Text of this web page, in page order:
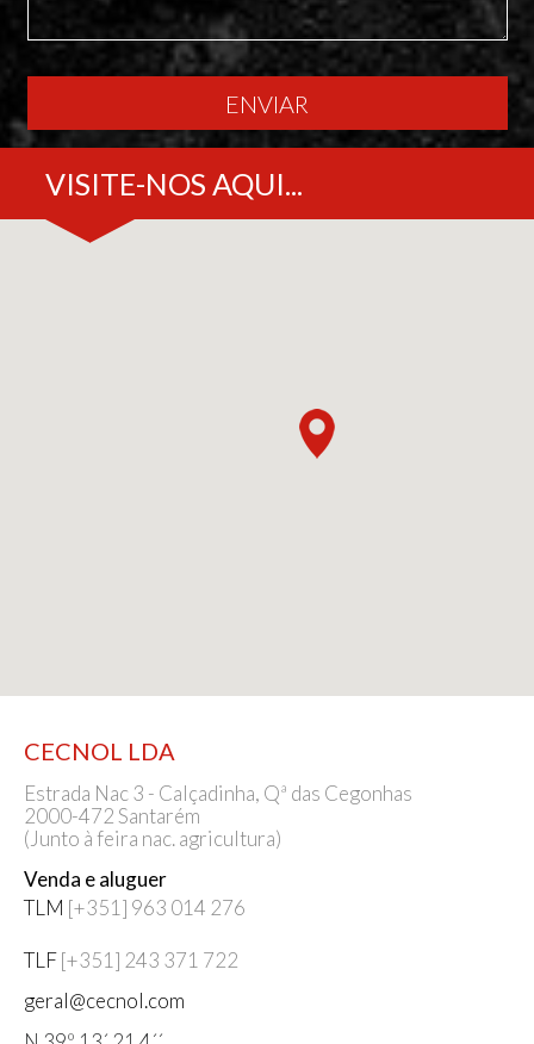
ENVIAR
VISITE-NOS AQUI...
CECNOL LDA
Estrada Nac 3 - Calçadinha, Qª das Cegonhas
2000-472 Santarém
(Junto à feira nac. agricultura)
Venda e aluguer
TLM [+351] 963 014 276
TLF[+351] 243 371 722
geral@cecnol.com